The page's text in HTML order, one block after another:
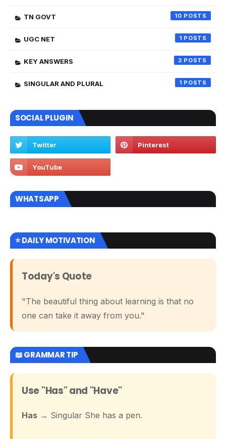
TN GOVT 10
UGC NET 1
KEY ANSWERS 2
SINGULAR AND PLURAL 1
SOCIAL PLUGIN
WHATSAPP
⭐ DAILY MOTIVATION
Today's Quote
"The beautiful thing about learning is that no
one can take it away from you."
📖 GRAMMAR TIP
Use "Has" and "Have"
Has → Singular She has a pen.